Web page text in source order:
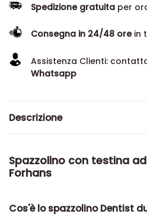
Spedizione gratuita per
Consegna in 24/48 orein
Assistenza Clienti:
Whatsapp
Descrizione
Spazzolino con testina
Forhans
Cos'è lo spazzolino Dentist